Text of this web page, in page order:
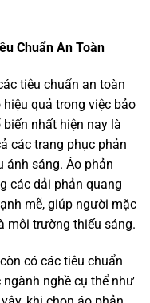
Chuẩn An Toàn
tiêu chuẩn an toàn
quả trong việc bảo
nhất hiện nay là
các trang phục phản
ánh sáng. Áo phản
các dải phản quang
mẽ, giúp người mặc
môi trường thiếu sáng.
có các tiêu chuẩn
nghề cụ thể như